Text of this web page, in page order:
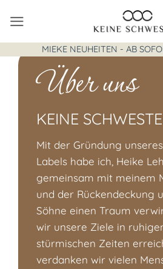
Inhalt
springen
MIEKE NEUHEITEN - AB
Über uns
KEINE
Mit der Gründung
Labels habe ich, Heike
gemeinsam mit meinem
und der Rückendeckung
Söhne einen Traum
wir unsere Ziele in
stürmischen Zeiten
verdanken wir vielen